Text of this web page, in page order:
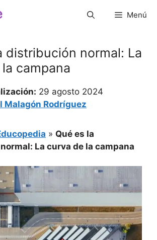
Menú
distribución normal: La
campana
29 agosto 2024
Malagón Rodríguez
» Qué es la
La curva de la campana